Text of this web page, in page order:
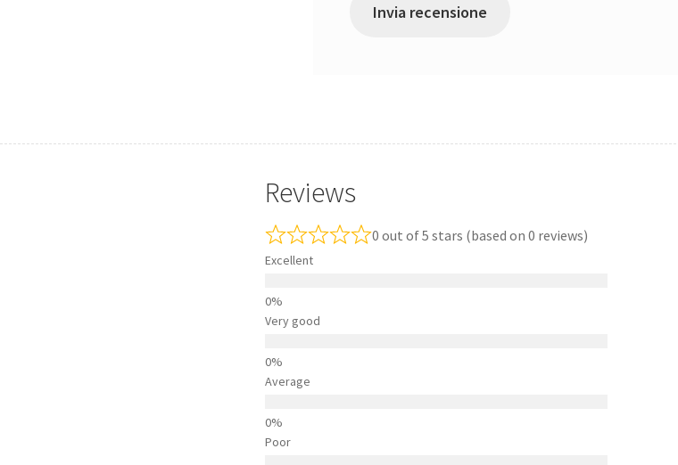
Invia recensione
Reviews
0 out of 5 stars (based on 0 reviews)
Excellent
Very good
Average
Poor